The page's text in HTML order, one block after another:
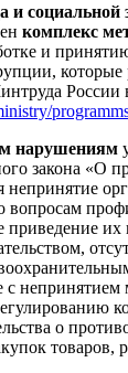
и
комплекс
и
которые
России
нарушениям
закона «О
непринятие
вопросам
их
с непринятием
о
товаров,